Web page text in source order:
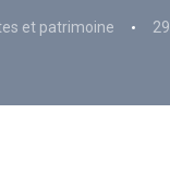
et patrimoine